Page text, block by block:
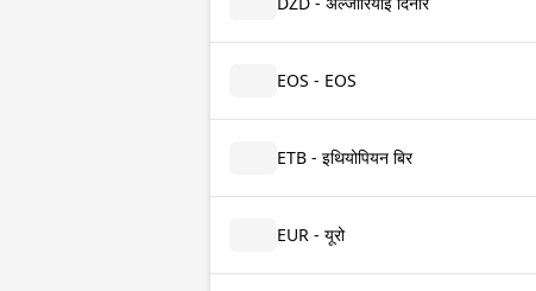
EOS - EOS
ETB - इथियोपियन बिर
EUR - यूरो